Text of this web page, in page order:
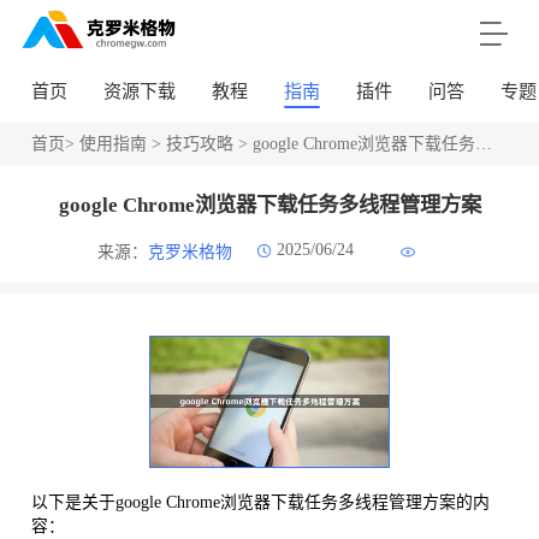
首页 资源下载 教程 指南 插件 问答 专题
首页> 使用指南 > 技巧攻略> google Chrome浏览器下载任务多线程管理方案
google Chrome浏览器下载任务多线程管理方案
来源： 克罗米格物 2025/06/24
以下是关于google Chrome浏览器下载任务多线程管理方案的内
容：